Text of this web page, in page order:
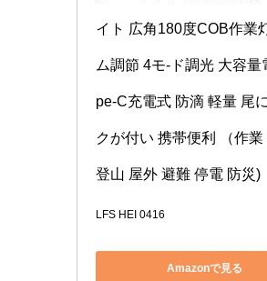
イト 広角180度COB作業
ム調節 4モ-ド調光 大容量
pe-C充電式 防滴 軽量 尾
クが付い 携帯便利 （作業
登山 屋外 避難 停電 防災)
LFS HEI 0416
Amazonで見る